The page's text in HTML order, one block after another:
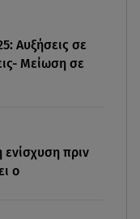
της στη
του beach
Αυξήσεις σε
Μείωση σε
ενίσχυση πριν
ο